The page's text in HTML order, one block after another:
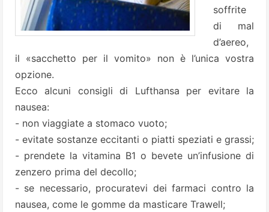
soffrite
di mal
d’aereo,
il «sacchetto per il vomito» non è l’unica vostra
opzione.
Ecco alcuni consigli di Lufthansa per evitare la
nausea:
- non viaggiate a stomaco vuoto;
- evitate sostanze eccitanti o piatti speziati e grassi;
- prendete la vitamina B1 o bevete un’infusione di
zenzero prima del decollo;
- se necessario, procuratevi dei farmaci contro la
nausea, come le gomme da masticare Trawell;